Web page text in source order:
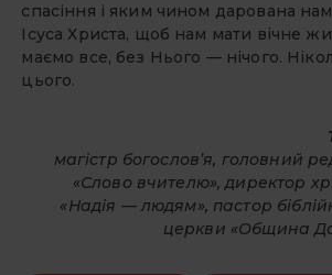
спасіння і яким чином дарована
Ісуса Христа, щоб нам мати вічне
маємо все, без Нього — нічого.
цього.
магістр богослов’я, головний
«Слово вчителю», директор
«Надія — людям», пастор
церкви «Община